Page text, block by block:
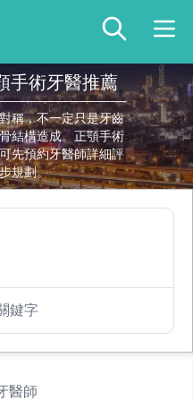
手術牙醫推薦
稱，不一定只是牙齒
結構造成。正顎手術
先預約牙醫師詳細評
規劃。
鍵字
醫師